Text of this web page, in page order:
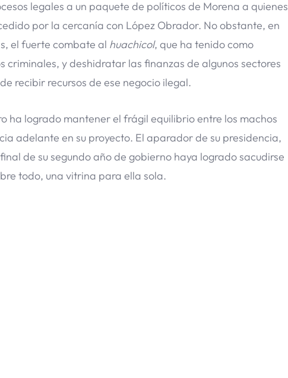
legales a un paquete de políticos de Morena a quienes
por la cercanía con López Obrador. No obstante, en
el fuerte combate al huachicol, que ha tenido como
y deshidratar las finanzas de algunos sectores
recibir recursos de ese negocio ilegal.
ha logrado mantener el frágil equilibrio entre los machos
adelante en su proyecto. El aparador de su presidencia,
de su segundo año de gobierno haya logrado sacudirse
todo, una vitrina para ella sola.